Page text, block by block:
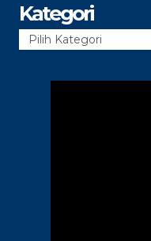
Kategori
Kategori